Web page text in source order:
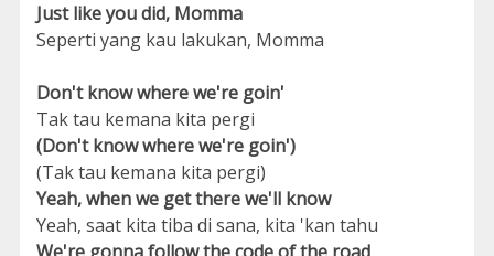
Just like you did, Momma
Seperti yang kau lakukan, Momma
Don't know where we're goin'
Tak tau kemana kita pergi
(Don't know where we're goin')
(Tak tau kemana kita pergi)
Yeah, when we get there we'll know
Yeah, saat kita tiba di sana, kita 'kan tahu